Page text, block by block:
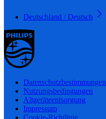
Deutschland / Deutsch
Datenschutzbestimmungen
Nutzungsbedingungen
Altgeräteentsorgung
Impressum
Cookie-Richtlinie